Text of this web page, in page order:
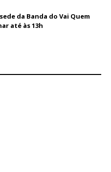
da Banda do Vai Quem
até às 13h